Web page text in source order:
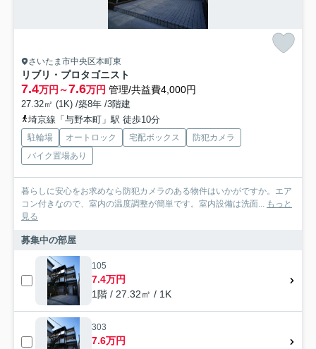
さいたま市中央区本町東
リブリ・プロタゴニスト
7.4万円～7.6万円 管理/共益費4,000円
27.32㎡ (1K) /築8年 /3階建
埼京線「与野本町」駅 徒歩10分
駐輪場 オートロック 宅配ボックス
防犯カメラ
バイク置場あり
暮らしに安心をお求めなら防犯カメラのある物件はいかがですか。エア
コン付きなので、室内の温度調整が簡単です。室内設備は洗面... もっと
見る
募集中の部屋
105
7.4万円
1階 / 27.32㎡ / 1K
303
7.6万円